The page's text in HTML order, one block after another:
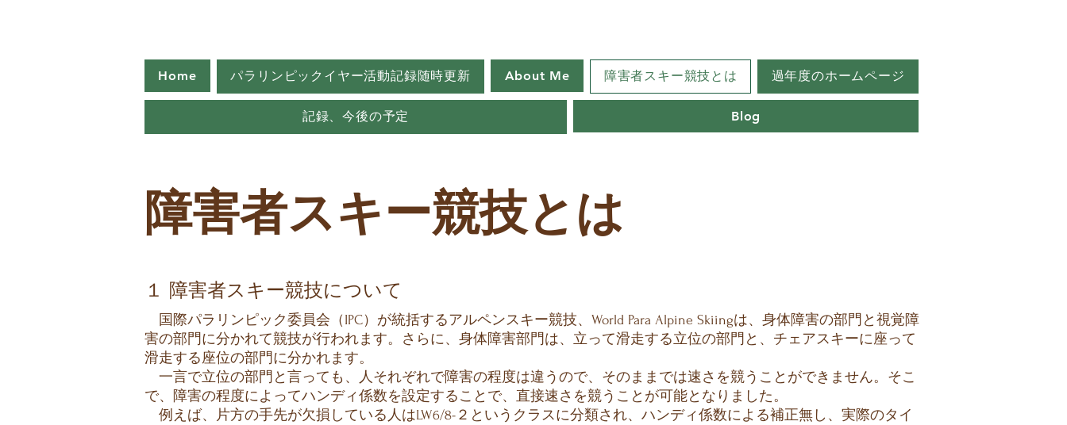
Home パラリンピックイヤー活動記録随時更新 About Me 障害者スキー競技とは 過年度のホームページ
記録、今後の予定 Blog
障害者スキー競技とは
１ 障害者スキー競技について
国際パラリンピック委員会（IPC）が統括するアルペンスキー競技、World Para Alpine Skiingは、身体障害の部門と視覚障
害の部門に分かれて競技が行われます。さらに、身体障害部門は、立って滑走する立位の部門と、チェアスキーに座って
滑走する座位の部門に分かれます。
一言で立位の部門と言っても、人それぞれで障害の程度は違うので、そのままでは速さを競うことができません。そこ
で、障害の程度によってハンディ係数を設定することで、直接速さを競うことが可能となりました。
例えば、片方の手先が欠損している人はLW6/8-２というクラスに分類され、ハンディ係数による補正無し、実際のタイ